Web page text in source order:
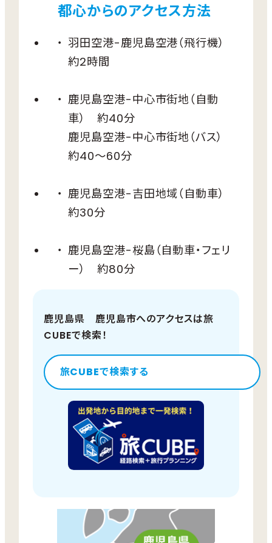
都心からのアクセス方法
羽田空港-鹿児島空港（飛行機）
約2時間
鹿児島空港-中心市街地（自動
車） 約40分
鹿児島空港-中心市街地（バス）
約40～60分
鹿児島空港-吉田地域（自動車）
約30分
鹿児島空港-桜島（自動車・フェリ
ー） 約80分
鹿児島県 鹿児島市へのアクセスは旅
CUBEで検索！
旅CUBEで検索する